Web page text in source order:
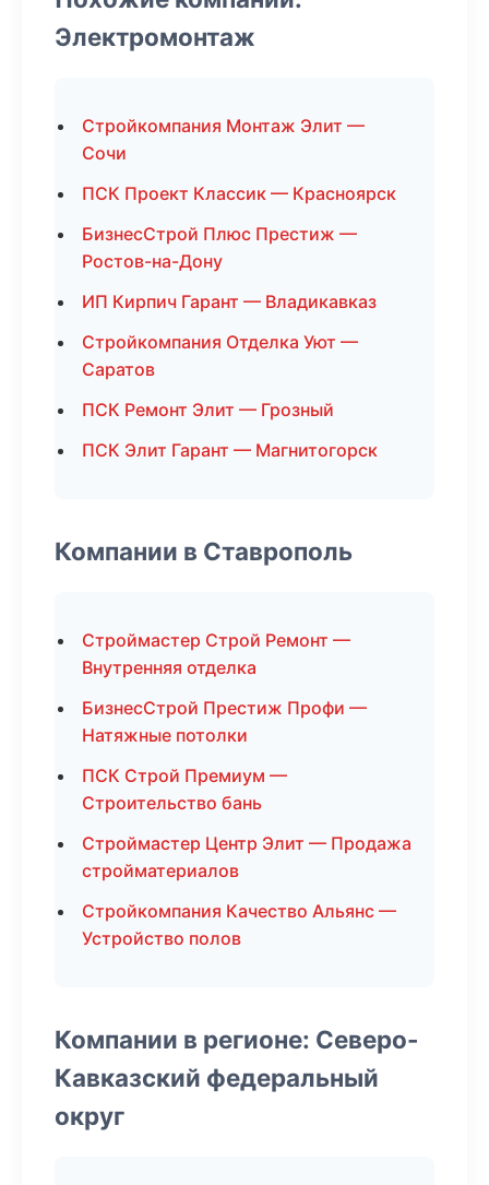
Электромонтаж
Стройкомпания Монтаж Элит —
Сочи
ПСК Проект Классик — Красноярск
БизнесСтрой Плюс Престиж —
Ростов-на-Дону
ИП Кирпич Гарант — Владикавказ
Стройкомпания Отделка Уют —
Саратов
ПСК Ремонт Элит — Грозный
ПСК Элит Гарант — Магнитогорск
Компании в Ставрополь
Строймастер Строй Ремонт —
Внутренняя отделка
БизнесСтрой Престиж Профи —
Натяжные потолки
ПСК Строй Премиум —
Строительство бань
Строймастер Центр Элит — Продажа
стройматериалов
Стройкомпания Качество Альянс —
Устройство полов
Компании в регионе: Северо-
Кавказский федеральный
округ